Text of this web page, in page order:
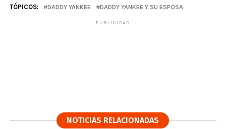
TÓPICOS: DADDY YANKEE DADDY YANKEE Y SU ESPOSA
PUBLICIDAD
NOTICIAS RELACIONADAS